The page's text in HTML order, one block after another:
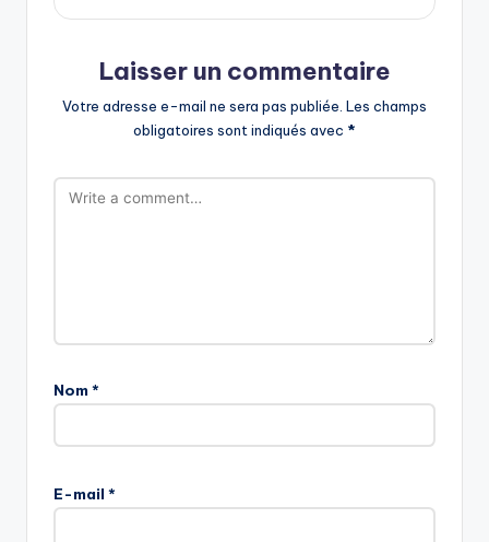
Laisser un commentaire
Votre adresse e-mail ne sera pas publiée. Les champs
obligatoires sont indiqués avec *
Nom *
E-mail *